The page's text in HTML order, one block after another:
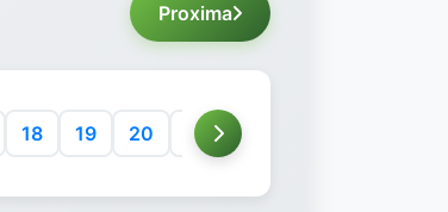
Proxima
18 19 20 21 22